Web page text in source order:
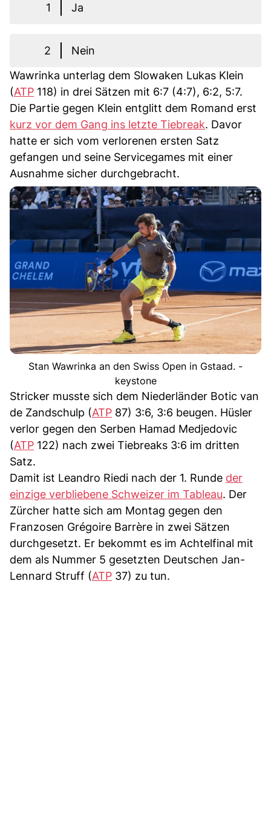
1 Ja
2
Nein
Wawrinka unterlag dem Slowaken Lukas Klein
(ATP 118) in drei Sätzen mit 6:7 (4:7), 6:2, 5:7.
Die Partie gegen Klein entglitt dem Romand erst
kurz vor dem Gang ins letzte Tiebreak. Davor
hatte er sich vom verlorenen ersten Satz
gefangen und seine Servicegames mit einer
Ausnahme sicher durchgebracht.
Stan Wawrinka an den Swiss Open in Gstaad. -
keystone
Stricker musste sich dem Niederländer Botic van
de Zandschulp (ATP 87) 3:6, 3:6 beugen. Hüsler
verlor gegen den Serben Hamad Medjedovic
(ATP 122) nach zwei Tiebreaks 3:6 im dritten
Satz.
Damit ist Leandro Riedi nach der 1. Runde der
einzige verbliebene Schweizer im Tableau. Der
Zürcher hatte sich am Montag gegen den
Franzosen Grégoire Barrère in zwei Sätzen
durchgesetzt. Er bekommt es im Achtelfinal mit
dem als Nummer 5 gesetzten Deutschen Jan-
Lennard Struff (ATP 37) zu tun.